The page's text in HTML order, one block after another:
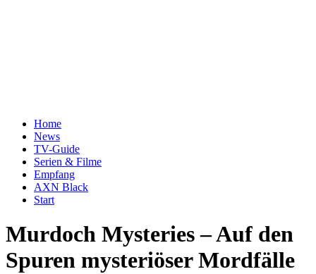
Home
News
TV-Guide
Serien & Filme
Empfang
AXN Black
Start
Murdoch Mysteries – Auf den
Spuren mysteriöser Mordfälle